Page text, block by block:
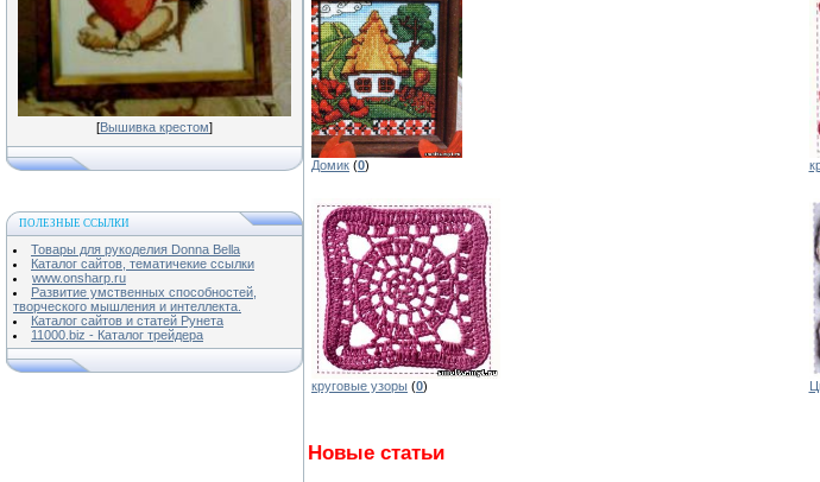
[Вышивка крестом]
ПОЛЕЗНЫЕ ССЫЛКИ
Товары для рукоделия Donna Bella
Каталог сайтов, тематичекие ссылки
www.onsharp.ru
Развитие умственных способностей,
творческого мышления и интеллекта.
Каталог сайтов и статей Рунета
11000.biz - Каталог трейдера
Домик (0)
круговые узоры (0)
Новые статьи